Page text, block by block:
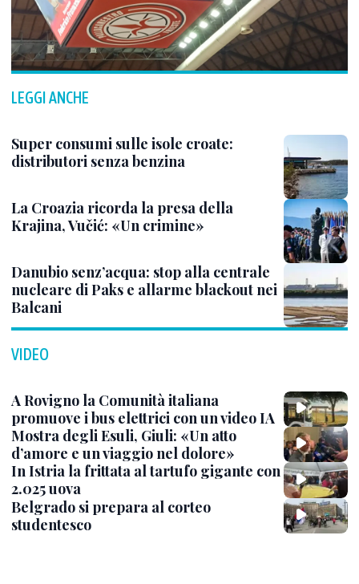
LEGGI ANCHE
Super consumi sulle isole croate:
distributori senza benzina
La Croazia ricorda la presa della
Krajina, Vučić: «Un crimine»
Danubio senz’acqua: stop alla centrale
nucleare di Paks e allarme blackout nei
Balcani
VIDEO
A Rovigno la Comunità italiana
promuove i bus elettrici con un video IA
Mostra degli Esuli, Giuli: «Un atto
d’amore e un viaggio nel dolore»
In Istria la frittata al tartufo gigante con
2.025 uova
Belgrado si prepara al corteo
studentesco